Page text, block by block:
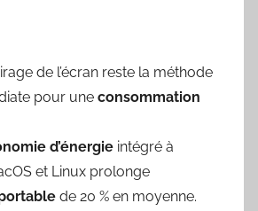
de l’écran reste la méthode
pour une consommation
d’énergie intégré à
et Linux prolonge
de 20 % en moyenne.